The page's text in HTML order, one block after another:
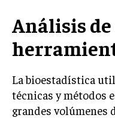
Análisis
La bioestadística
técnicas y métodos
grandes volúmenes